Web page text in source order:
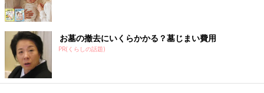
お墓の撤去にいくらかかる？墓じまい費用
PR(くらしの話題)